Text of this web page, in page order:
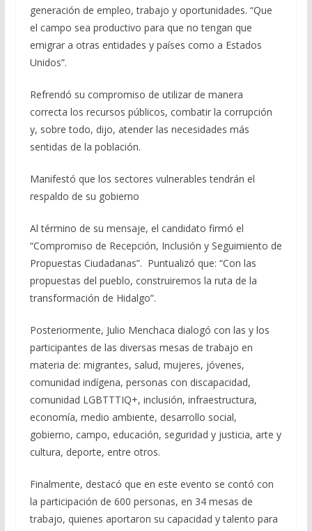
generación de empleo, trabajo y oportunidades. “Que
el campo sea productivo para que no tengan que
emigrar a otras entidades y países como a Estados
Unidos”.
Refrendó su compromiso de utilizar de manera
correcta los recursos públicos, combatir la corrupción
y, sobre todo, dijo, atender las necesidades más
sentidas de la población.
Manifestó que los sectores vulnerables tendrán el
respaldo de su gobierno
Al término de su mensaje, el candidato firmó el
“Compromiso de Recepción, Inclusión y Seguimiento de
Propuestas Ciudadanas”. Puntualizó que: “Con las
propuestas del pueblo, construiremos la ruta de la
transformación de Hidalgo”.
Posteriormente, Julio Menchaca dialogó con las y los
participantes de las diversas mesas de trabajo en
materia de: migrantes, salud, mujeres, jóvenes,
comunidad indígena, personas con discapacidad,
comunidad LGBTTTIQ+, inclusión, infraestructura,
economía, medio ambiente, desarrollo social,
gobierno, campo, educación, seguridad y justicia, arte y
cultura, deporte, entre otros.
Finalmente, destacó que en este evento se contó con
la participación de 600 personas, en 34 mesas de
trabajo, quienes aportaron su capacidad y talento para